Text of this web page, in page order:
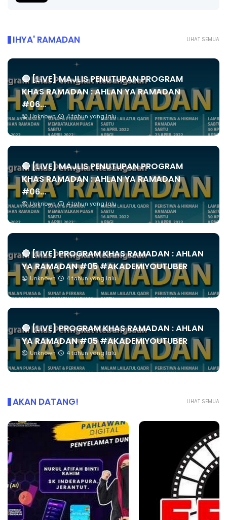
LIHAT SEMUA
IHYA' RAMADAN
🔴 [LIVE] MAJLIS PENUTUPAN PROGRAM
KHAS RAMADAN : AHLAN YA RAMADAN
#06...
Unknown 4 tahun yang lalu
🔴 [LIVE] MAJLIS PENUTUPAN PROGRAM
KHAS RAMADAN : AHLAN YA RAMADAN
#06...
Unknown 4 tahun yang lalu
🔴 [LIVE] PROGRAM KHAS RAMADAN : AHLAN
YA RAMADAN #05 #AKADEMIYOUTUBER
Unknown 4 tahun yang lalu
🔴 [LIVE] PROGRAM KHAS RAMADAN : AHLAN
YA RAMADAN #05 #AKADEMIYOUTUBER
Unknown 4 tahun yang lalu
LIHAT SEMUA
AKAN DATANG!